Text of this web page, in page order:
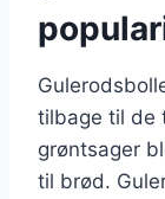
tilbage til de
grøntsager
til brød.